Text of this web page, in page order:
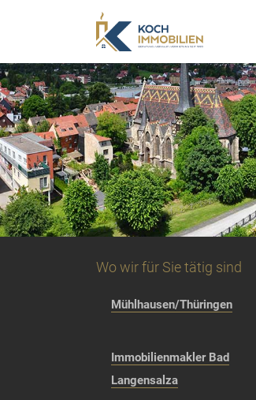
Wo wir für Sie tätig sind
Mühlhausen/Thüringen
Immobilienmakler Bad
Langensalza